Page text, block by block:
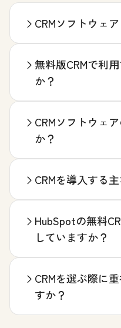
CRMソフトウェ
無料版CRMで利
か？
CRMソフトウェ
か？
CRMを導入する
HubSpotの無料
していますか？
CRMを選ぶ際に
すか？